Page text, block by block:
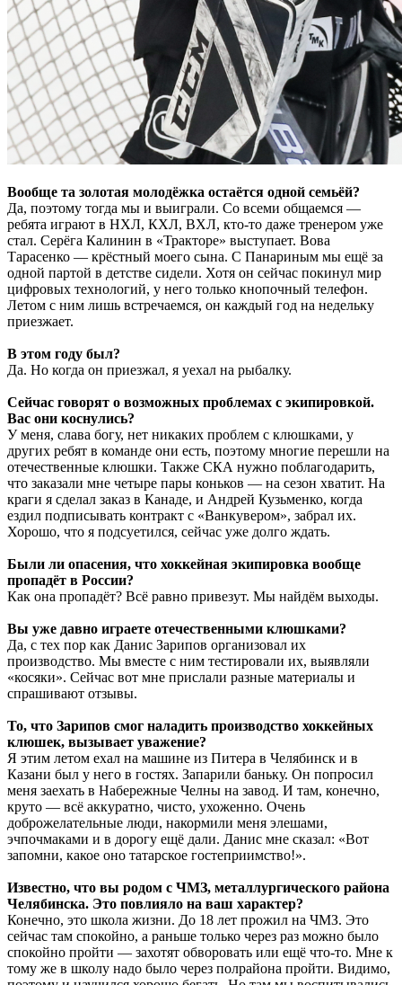
Вообще та золотая молодёжка остаётся одной семьёй?
Да, поэтому тогда мы и выиграли. Со всеми общаемся —
ребята играют в НХЛ, КХЛ, ВХЛ, кто-то даже тренером уже
стал. Серёга Калинин в «Тракторе» выступает. Вова
Тарасенко — крёстный моего сына. С Панариным мы ещё за
одной партой в детстве сидели. Хотя он сейчас покинул мир
цифровых технологий, у него только кнопочный телефон.
Летом с ним лишь встречаемся, он каждый год на недельку
приезжает.
В этом году был?
Да. Но когда он приезжал, я уехал на рыбалку.
Сейчас говорят о возможных проблемах с экипировкой.
Вас они коснулись?
У меня, слава богу, нет никаких проблем с клюшками, у
других ребят в команде они есть, поэтому многие перешли на
отечественные клюшки. Также СКА нужно поблагодарить,
что заказали мне четыре пары коньков — на сезон хватит. На
краги я сделал заказ в Канаде, и Андрей Кузьменко, когда
ездил подписывать контракт с «Ванкувером», забрал их.
Хорошо, что я подсуетился, сейчас уже долго ждать.
Были ли опасения, что хоккейная экипировка вообще
пропадёт в России?
Как она пропадёт? Всё равно привезут. Мы найдём выходы.
Вы уже давно играете отечественными клюшками?
Да, с тех пор как Данис Зарипов организовал их
производство. Мы вместе с ним тестировали их, выявляли
«косяки». Сейчас вот мне прислали разные материалы и
спрашивают отзывы.
То, что Зарипов смог наладить производство хоккейных
клюшек, вызывает уважение?
Я этим летом ехал на машине из Питера в Челябинск и в
Казани был у него в гостях. Запарили баньку. Он попросил
меня заехать в Набережные Челны на завод. И там, конечно,
круто — всё аккуратно, чисто, ухоженно. Очень
доброжелательные люди, накормили меня элешами,
эчпочмаками и в дорогу ещё дали. Данис мне сказал: «Вот
запомни, какое оно татарское гостеприимство!».
Известно, что вы родом с ЧМЗ, металлургического района
Челябинска. Это повлияло на ваш характер?
Конечно, это школа жизни. До 18 лет прожил на ЧМЗ. Это
сейчас там спокойно, а раньше только через раз можно было
спокойно пройти — захотят обворовать или ещё что-то. Мне к
тому же в школу надо было через полрайона пройти. Видимо,